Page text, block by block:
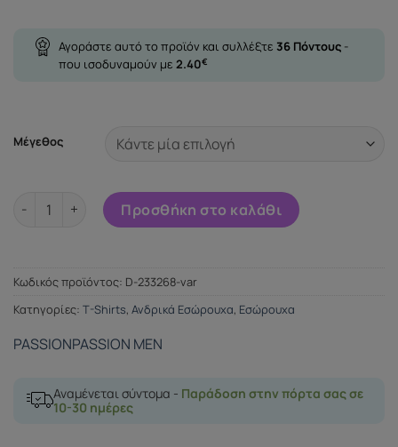
Αγοράστε αυτό το προϊόν και συλλέξτε 36 Πόντους -
που ισοδυναμούν με 2.40€
Μέγεθος
PASSION 027 BODY BRUNO NEGRO S/M ποσότητα
Προσθήκη στο καλάθι
Κωδικός προϊόντος: D-233268-var
Κατηγορίες: T-Shirts, Ανδρικά Εσώρουχα, Εσώρουχα
PASSIONPASSION MEN
Αναμένεται σύντομα - Παράδοση στην πόρτα σας σε
10-30 ημέρες